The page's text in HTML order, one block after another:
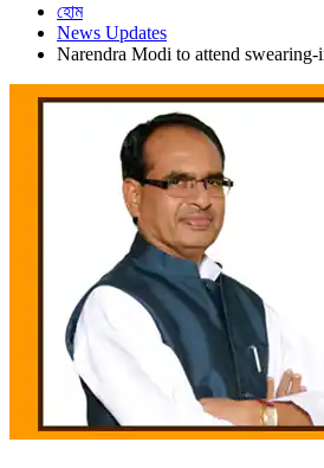
হোম
News Updates
Narendra Modi to attend